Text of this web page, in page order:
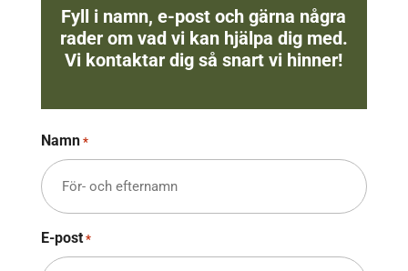
Fyll i namn, e-post och gärna några
rader om vad vi kan hjälpa dig med.
Vi kontaktar dig så snart vi hinner!
Namn *
E-post *